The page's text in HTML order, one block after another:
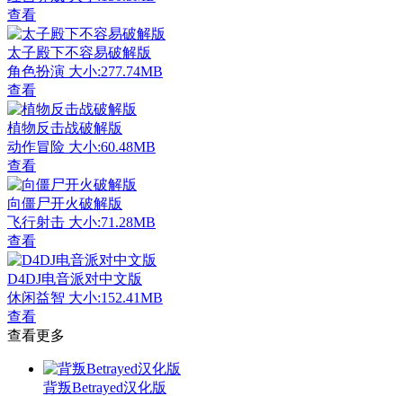
查看
太子殿下不容易破解版
角色扮演 大小:277.74MB
查看
植物反击战破解版
动作冒险 大小:60.48MB
查看
向僵尸开火破解版
飞行射击 大小:71.28MB
查看
D4DJ电音派对中文版
休闲益智 大小:152.41MB
查看
查看更多
背叛Betrayed汉化版